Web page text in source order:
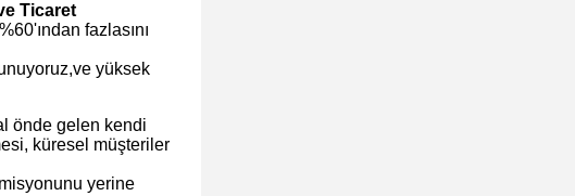
Ticaret
fazlasını
yüksek
önde gelen kendi
küresel müşteriler
yerine